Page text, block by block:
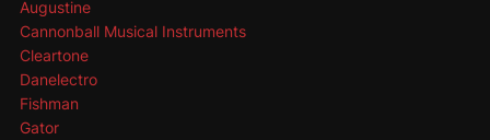
Augustine
Cannonball Musical Instruments
Cleartone
Danelectro
Fishman
Gator